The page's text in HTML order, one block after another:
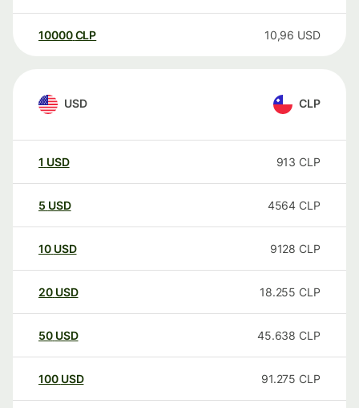
10000 CLP 10,96 USD
USD CLP
1 USD 913 CLP
5 USD 4564 CLP
10 USD 9128 CLP
20 USD 18.255 CLP
50 USD 45.638 CLP
100 USD 91.275 CLP